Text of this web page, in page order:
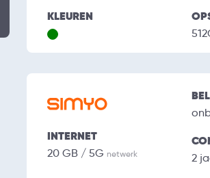
KLEUREN
INTERNET
20 GB / 5G netwerk 2